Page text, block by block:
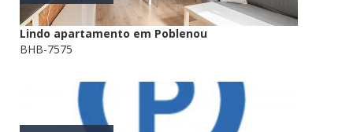
Lindo apartamento em Poblenou
BHB-7575